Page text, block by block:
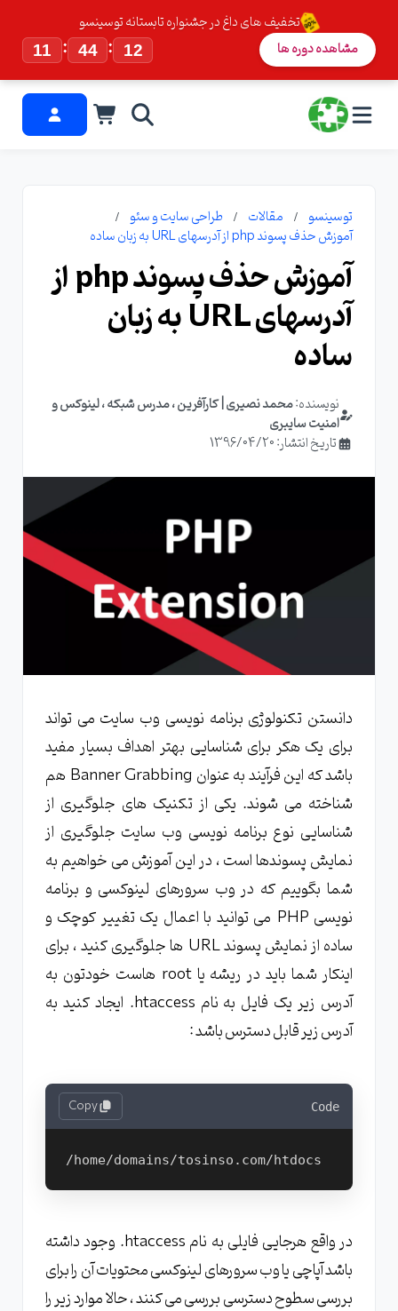
تخفیف های داغ در جشنواره تابستانه توسینسو
11
: 44 : 11 مشاهده دوره ها
توسینسو مقالات
طراحی سایت و سئو
آموزش حذف پسوند php از آدرسهای URL به زبان ساده
آموزش حذف پسوند php از
آدرسهای URL به زبان
ساده
نویسنده:محمد نصیری | کارآفرین ، مدرس شبکه ، لینوکس و
امنیت سایبری
تاریخ انتشار: 1396/04/20
دانستن تکنولوژی برنامه نویسی وب سایت می تواند
برای یک هکر برای شناسایی بهتر اهداف بسیار مفید
باشد که این فرآیند به عنوان Banner Grabbing هم
شناخته می شوند. یکی از تکنیک های جلوگیری از
شناسایی نوع برنامه نویسی وب سایت جلوگیری از
نمایش پسوندها است ، در این آموزش می خواهیم به
شما بگوییم که در وب سرورهای لینوکسی و برنامه
نویسی PHP می توانید با اعمال یک تغییر کوچک و
ساده از نمایش پسوند URL ها جلوگیری کنید ، برای
اینکار شما باید در ریشه یا root هاست خودتون به
آدرس زیر یک فایل به نام htaccess. ایجاد کنید به
آدرس زیر قابل دسترس باشد :
Code
Copy
در واقع هرجایی فایلی به نام htaccess. وجود داشته
باشد آپاچی یا وب سرورهای لینوکسی محتویات آن را برای
بررسی سطوح دسترسی بررسی می کنند ، حالا موارد زیر را